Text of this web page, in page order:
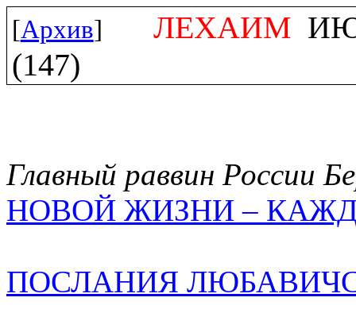
[Архив] ЛЕХАИМ
(147)
Главный раввин России
НОВОЙ ЖИЗНИ –
ПОСЛАНИЯ